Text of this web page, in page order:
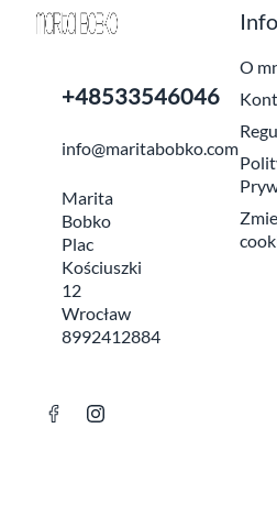
+48533546046
info@maritabobko.com
Marita
Bobko
Plac
Kościuszki
12
Wrocław
8992412884
O